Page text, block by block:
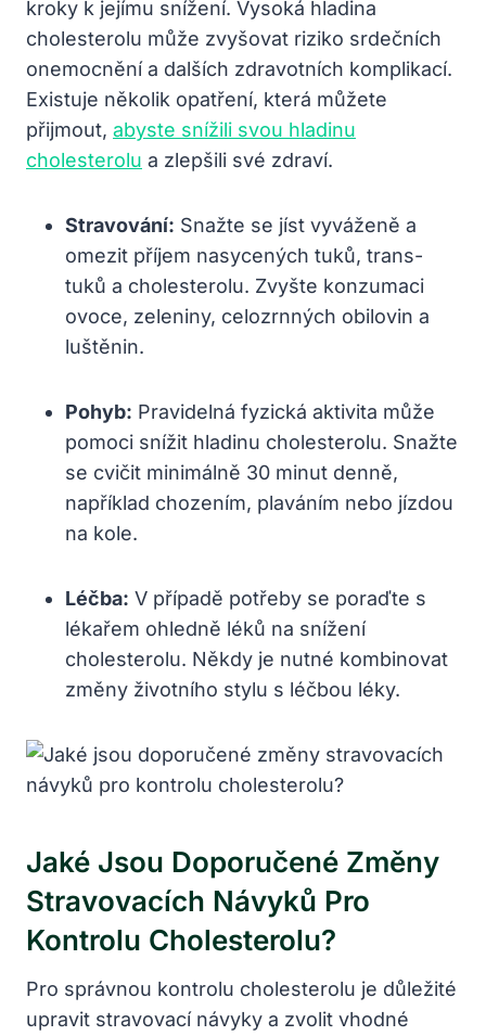
kroky k jejímu snížení. Vysoká hladina
cholesterolu může zvyšovat riziko srdečních
onemocnění a dalších zdravotních komplikací.
Existuje několik opatření, která můžete
přijmout, abyste snížili svou hladinu
cholesterolu a zlepšili své zdraví.
Stravování: Snažte se jíst vyváženě a
omezit příjem nasycených tuků, trans-
tuků a cholesterolu. Zvyšte konzumaci
ovoce, zeleniny, celozrnných obilovin a
luštěnin.
Pohyb: Pravidelná fyzická aktivita může
pomoci snížit hladinu cholesterolu. Snažte
se cvičit minimálně 30 minut denně,
například chozením, plaváním nebo jízdou
na kole.
Léčba: V případě potřeby se poraďte s
lékařem ohledně léků na snížení
cholesterolu. Někdy je nutné kombinovat
změny životního stylu s léčbou léky.
Jaké Jsou Doporučené Změny
Stravovacích Návyků Pro
Kontrolu Cholesterolu?
Pro správnou kontrolu cholesterolu je důležité
upravit stravovací návyky a zvolit vhodné